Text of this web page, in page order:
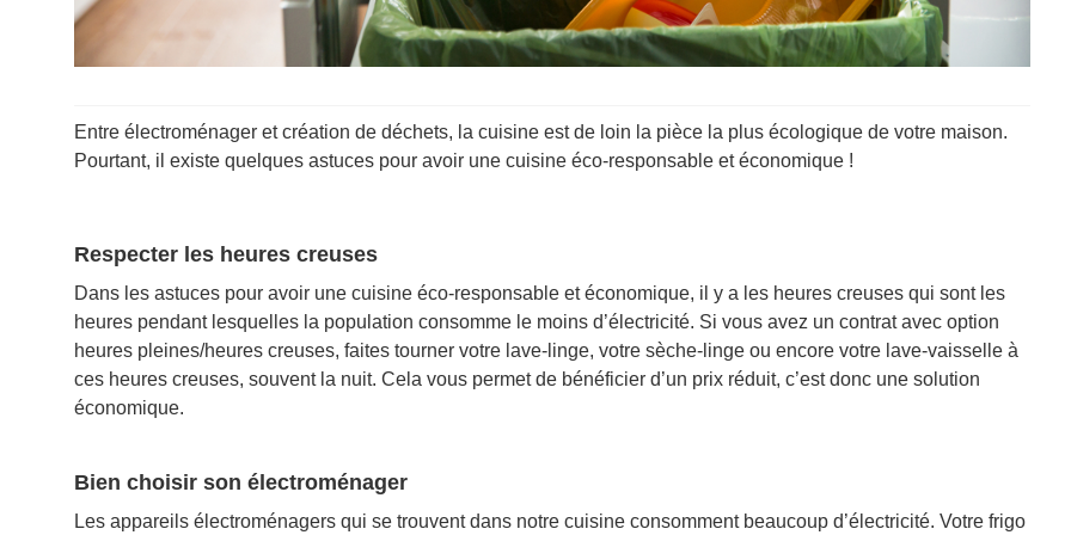
Entre électroménager et création de déchets, la cuisine est de loin la pièce la plus écologique de votre maison.
Pourtant, il existe quelques astuces pour avoir une cuisine éco-responsable et économique !
Respecter les heures creuses
Dans les astuces pour avoir une cuisine éco-responsable et économique, il y a les heures creuses qui sont les
heures pendant lesquelles la population consomme le moins d’électricité. Si vous avez un contrat avec option
heures pleines/heures creuses, faites tourner votre lave-linge, votre sèche-linge ou encore votre lave-vaisselle à
ces heures creuses, souvent la nuit. Cela vous permet de bénéficier d’un prix réduit, c’est donc une solution
économique.
Bien choisir son électroménager
Les appareils électroménagers qui se trouvent dans notre cuisine consomment beaucoup d’électricité. Votre frigo